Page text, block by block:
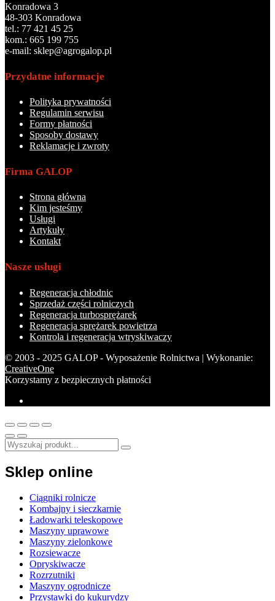
Konradowa 3
48-303 Konradowa
tel.: 77 421 45 25
kom.: 665 199 755
e-mail: sklep@agrogalop.pl
Przydatne informacje
Polityka prywatności
Regulamin serwisu
Formy płatności
Sposoby dostawy
Reklamacje i zwroty
Firma GALOP
Strona główna
Kim jesteśmy
Usługi
Artykuły
Kontakt
Nasze usługi
Regeneracja chłodnic
Sprzedaż części rolniczych
Regeneracja turbosprężarek
Regeneracja sprężarek powietrza
Kontrola i regeneracja wtryskiwaczy
© 2003 - 2025 GALOP - Wyposażenie Rolnictwa | Wykonanie:
CreativeOne
Korzystamy z bezpiecznych płatności
Sklep online
Ciągniki rolnicze
Kombajny i sieczkarnie
Ładowarki teleskopowe
Maszyny uprawowe
Maszyny zielonkowe
Rozsiewacze
Opryskiwacze
Rozrzutniki
Maszyny ogrodnicze
Przystawki do kukurydzy